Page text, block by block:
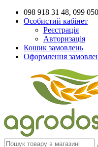
098 918 31 48, 099
Особистий кабінет
Реєстрація
Авторизація
Кошик замовлень
Оформлення